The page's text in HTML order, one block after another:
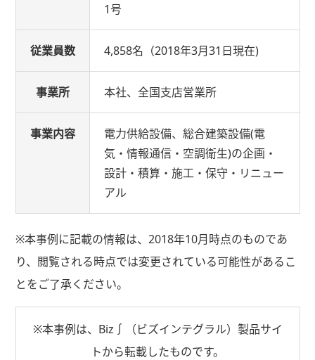
1号
従業員数 4,858名（2018年3月31日現在)
事業所 本社、全国支店営業所
事業内容
電力供給設備、総合建築設備(電
気・情報通信・空調衛生)の企画・
設計・積算・施工・保守・リニュー
アル
※本事例に記載の情報は、2018年10月時点のものであ
り、閲覧される時点では変更されている可能性があるこ
とをご了承ください。
※本事例は、Biz∫（ビズインテグラル）製品サイ
トから転載したものです。